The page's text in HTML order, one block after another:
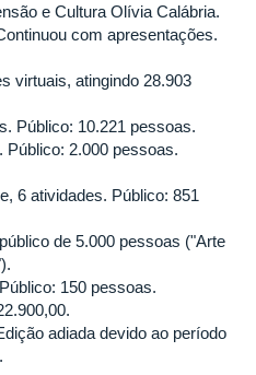
e Cultura Olívia Calábria.
com apresentações.
virtuais, atingindo 28.903
Público: 10.221 pessoas.
Público: 2.000 pessoas.
6 atividades. Público: 851
de 5.000 pessoas ("Arte
150 pessoas.
adiada devido ao período